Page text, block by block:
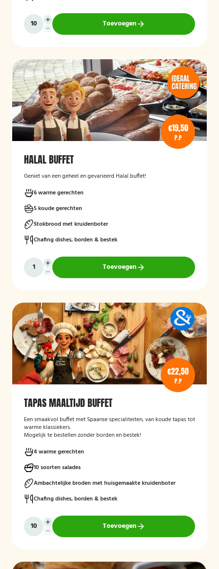
Toevoegen
€19,50
P.P
HALAL BUFFET
Geniet van een geheel en gevarieerd Halal buffet!
6 warme gerechten
5 koude gerechten
Stokbrood met kruidenboter
Chafing dishes, borden & bestek
Toevoegen
€22,50
P.P
TAPAS MAALTIJD BUFFET
Een smaakvol buffet met Spaanse specialiteiten, van koude tapas tot
warme klassiekers.
Mogelijk te bestellen zonder borden en bestek!
4 warme gerechten
10 soorten salades
Ambachtelijke broden met huisgemaakte kruidenboter
Chafing dishes, borden & bestek
Toevoegen